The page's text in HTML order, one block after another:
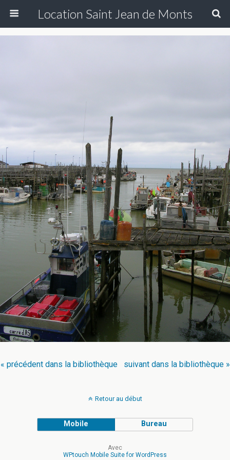
Location Saint Jean de Monts
« précédent dans la bibliothèque suivant dans la bibliothèque »
Retour au début
Mobile Bureau
Avec
WPtouch Mobile Suite for WordPress